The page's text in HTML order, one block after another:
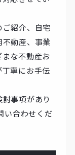
紹介、自宅
動産、事業
な不動産お
寧にお手伝
事項があり
い合わせくだ